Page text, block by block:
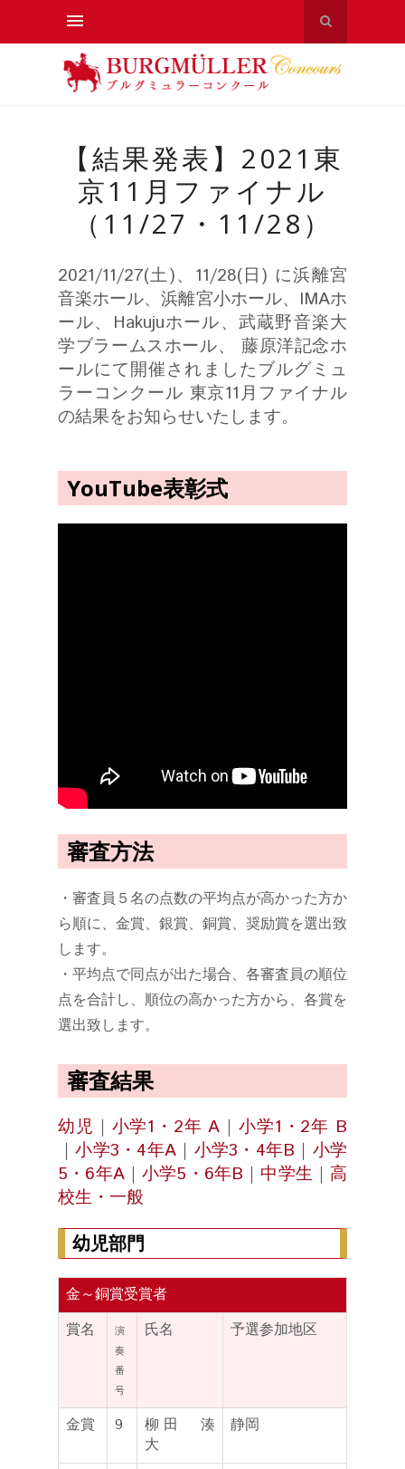
【結果発表】2021東
京11月ファイナル
（11/27・11/28）
2021/11/27(土)、11/28(日) に浜離宮
音楽ホール、浜離宮小ホール、IMAホ
ール、Hakujuホール、武蔵野音楽大
学ブラームスホール、 藤原洋記念ホ
ールにて開催されましたブルグミュ
ラーコンクール 東京11月ファイナル
の結果をお知らせいたします。
YouTube表彰式
審査方法
・審査員５名の点数の平均点が高かった方か
ら順に、金賞、銀賞、銅賞、奨励賞を選出致
します。
・平均点で同点が出た場合、各審査員の順位
点を合計し、順位の高かった方から、各賞を
選出致します。
審査結果
幼児 ｜ 小学1・2年 A ｜小学1・2年 B
｜小学3・4年A｜ 小学3・4年B ｜ 小学
5・6年A｜小学5・6年B ｜ 中学生｜高
校生・一般
幼児部門
金～銅賞受賞者
賞名
演
奏
番
号
氏名 予選参加地区
金賞 9
柳田 湊
大
静岡